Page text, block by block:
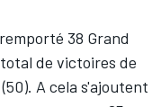
38 Grand
de victoires de
A cela s'ajoutent